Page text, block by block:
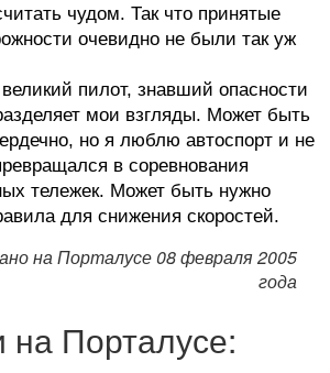
чудом. Так что принятые
очевидно не были так уж
пилот, знавший опасности
мои взгляды. Может быть
но я люблю автоспорт и не
в соревнования
тележек. Может быть нужно
для снижения скоростей.
на Порталусе 08 февраля 2005
года
на Порталусе: